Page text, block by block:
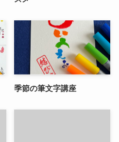
季節の筆文字講座